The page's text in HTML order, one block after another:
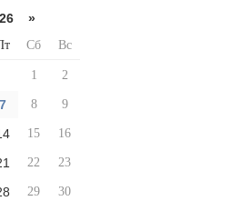
»
Сб Вс
1 2
7 8 9
15 16
22 23
29 30